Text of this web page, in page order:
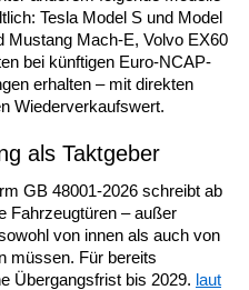
Tesla Model S und Model
Mustang Mach-E, Volvo EX60
bei künftigen Euro-NCAP-
erhalten – mit direkten
Wiederverkaufswert.
als Taktgeber
GB 48001-2026 schreibt ab
Fahrzeugtüren – außer
von innen als auch von
müssen. Für bereits
Übergangsfrist bis 2029. laut